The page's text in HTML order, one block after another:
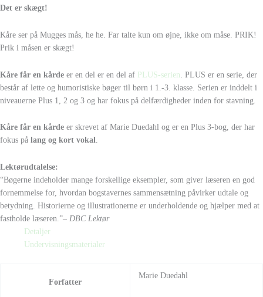
Det er skægt!
Kåre ser på Mugges mås, he he. Far talte kun om øjne, ikke om måse. PRIK!
Prik i måsen er skægt!
Kåre får en kårde er en del er en del af PLUS-serien . PLUS er en serie, der
består af lette og humoristiske bøger til børn i 1.-3. klasse. Serien er inddelt i
niveauerne Plus 1, 2 og 3 og har fokus på delfærdigheder inden for stavning.
Kåre får en kårde er skrevet af Marie Duedahl og er en Plus 3-bog, der har
fokus på lang og kort vokal.
Lektørudtalelse:
“Bøgerne indeholder mange forskellige eksempler, som giver læseren en god
fornemmelse for, hvordan bogstavernes sammensætning påvirker udtale og
betydning. Historierne og illustrationerne er underholdende og hjælper med at
fastholde læseren.”– DBC Lektør
Detaljer
Undervisningsmaterialer
Forfatter
Marie Duedahl